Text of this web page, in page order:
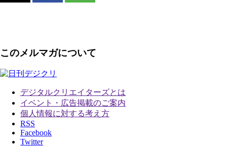
このメルマガについて
デジタルクリエイターズとは
イベント・広告掲載のご案内
個人情報に対する考え方
RSS
Facebook
Twitter